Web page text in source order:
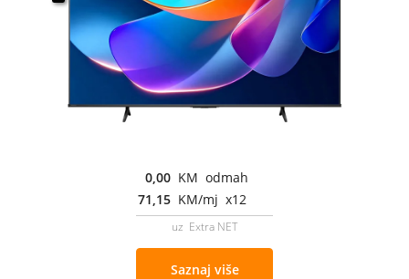
0,00 KM odmah
71,15 KM/mj x12
uz Extra NET
Saznaj više